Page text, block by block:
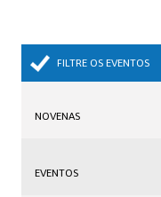
FILTRE OS EVENTOS
NOVENAS
EVENTOS